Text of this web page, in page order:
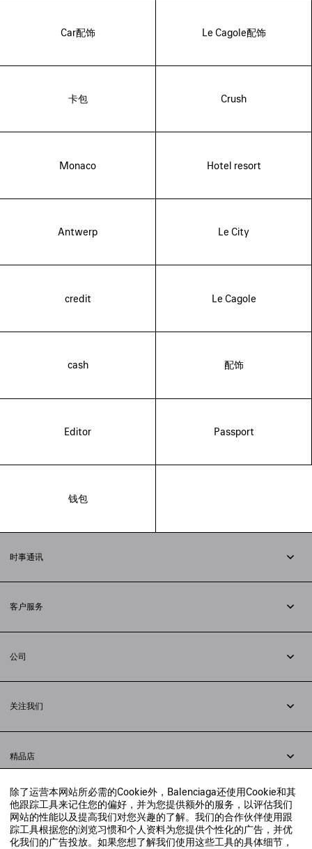
除了运营本网站所必需的Cookie外，Balenciaga还使用Cookie和其
他跟踪工具来记住您的偏好，并为您提供额外的服务，以评估我们
网站的性能以及提高我们对您兴趣的了解。我们的合作伙伴使用跟
踪工具根据您的浏览习惯和个人资料为您提供个性化的广告，并优
化我们的广告投放。如果您想了解我们使用这些工具的具体细节，
Car配饰 Le Cagole配饰
卡包 Crush
Monaco Hotel resort
Antwerp Le City
credit Le Cagole
cash 配饰
Editor Passport
钱包
时事通讯
客户服务
配送方式
支付
常见问题解答
公司
法律问题
联合国世界粮食计划署
举报平台
关注我们
小红书
精品店
寻找附近的精品店
实时聊天客服
发送邮件
我们将在24小时内给予回复